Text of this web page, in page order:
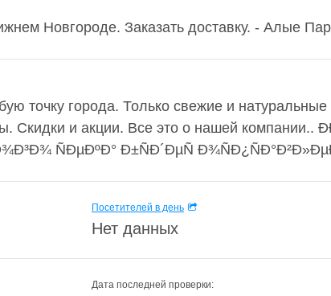
Новгороде. Заказать доставку. - Алые
точку города. Только свежие и
и акции. Все это о нашей компании..
ÑÐµÐºÐ° Ð±ÑÐ´ÐµÑ
Посетителей в день
Нет данных
Дата последней проверки: